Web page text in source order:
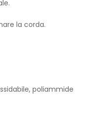
la corda.
poliammide